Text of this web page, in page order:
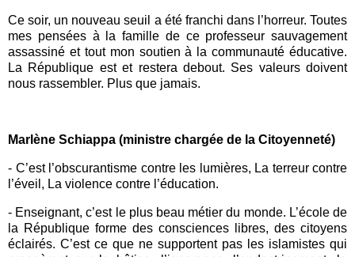
Ce soir, un nouveau seuil a été franchi dans l’horreur. Toutes
mes pensées à la famille de ce professeur sauvagement
assassiné et tout mon soutien à la communauté éducative.
La République est et restera debout. Ses valeurs doivent
nous rassembler. Plus que jamais.
Marlène Schiappa (ministre chargée de la Citoyenneté)
- C’est l’obscurantisme contre les lumières, La terreur contre
l’éveil, La violence contre l’éducation.
- Enseignant, c’est le plus beau métier du monde. L’école de
la République forme des consciences libres, des citoyens
éclairés. C’est ce que ne supportent pas les islamistes qui